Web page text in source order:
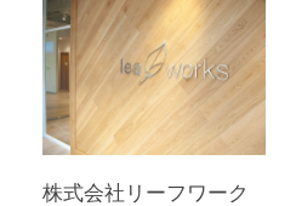
株式会社リーフワーク